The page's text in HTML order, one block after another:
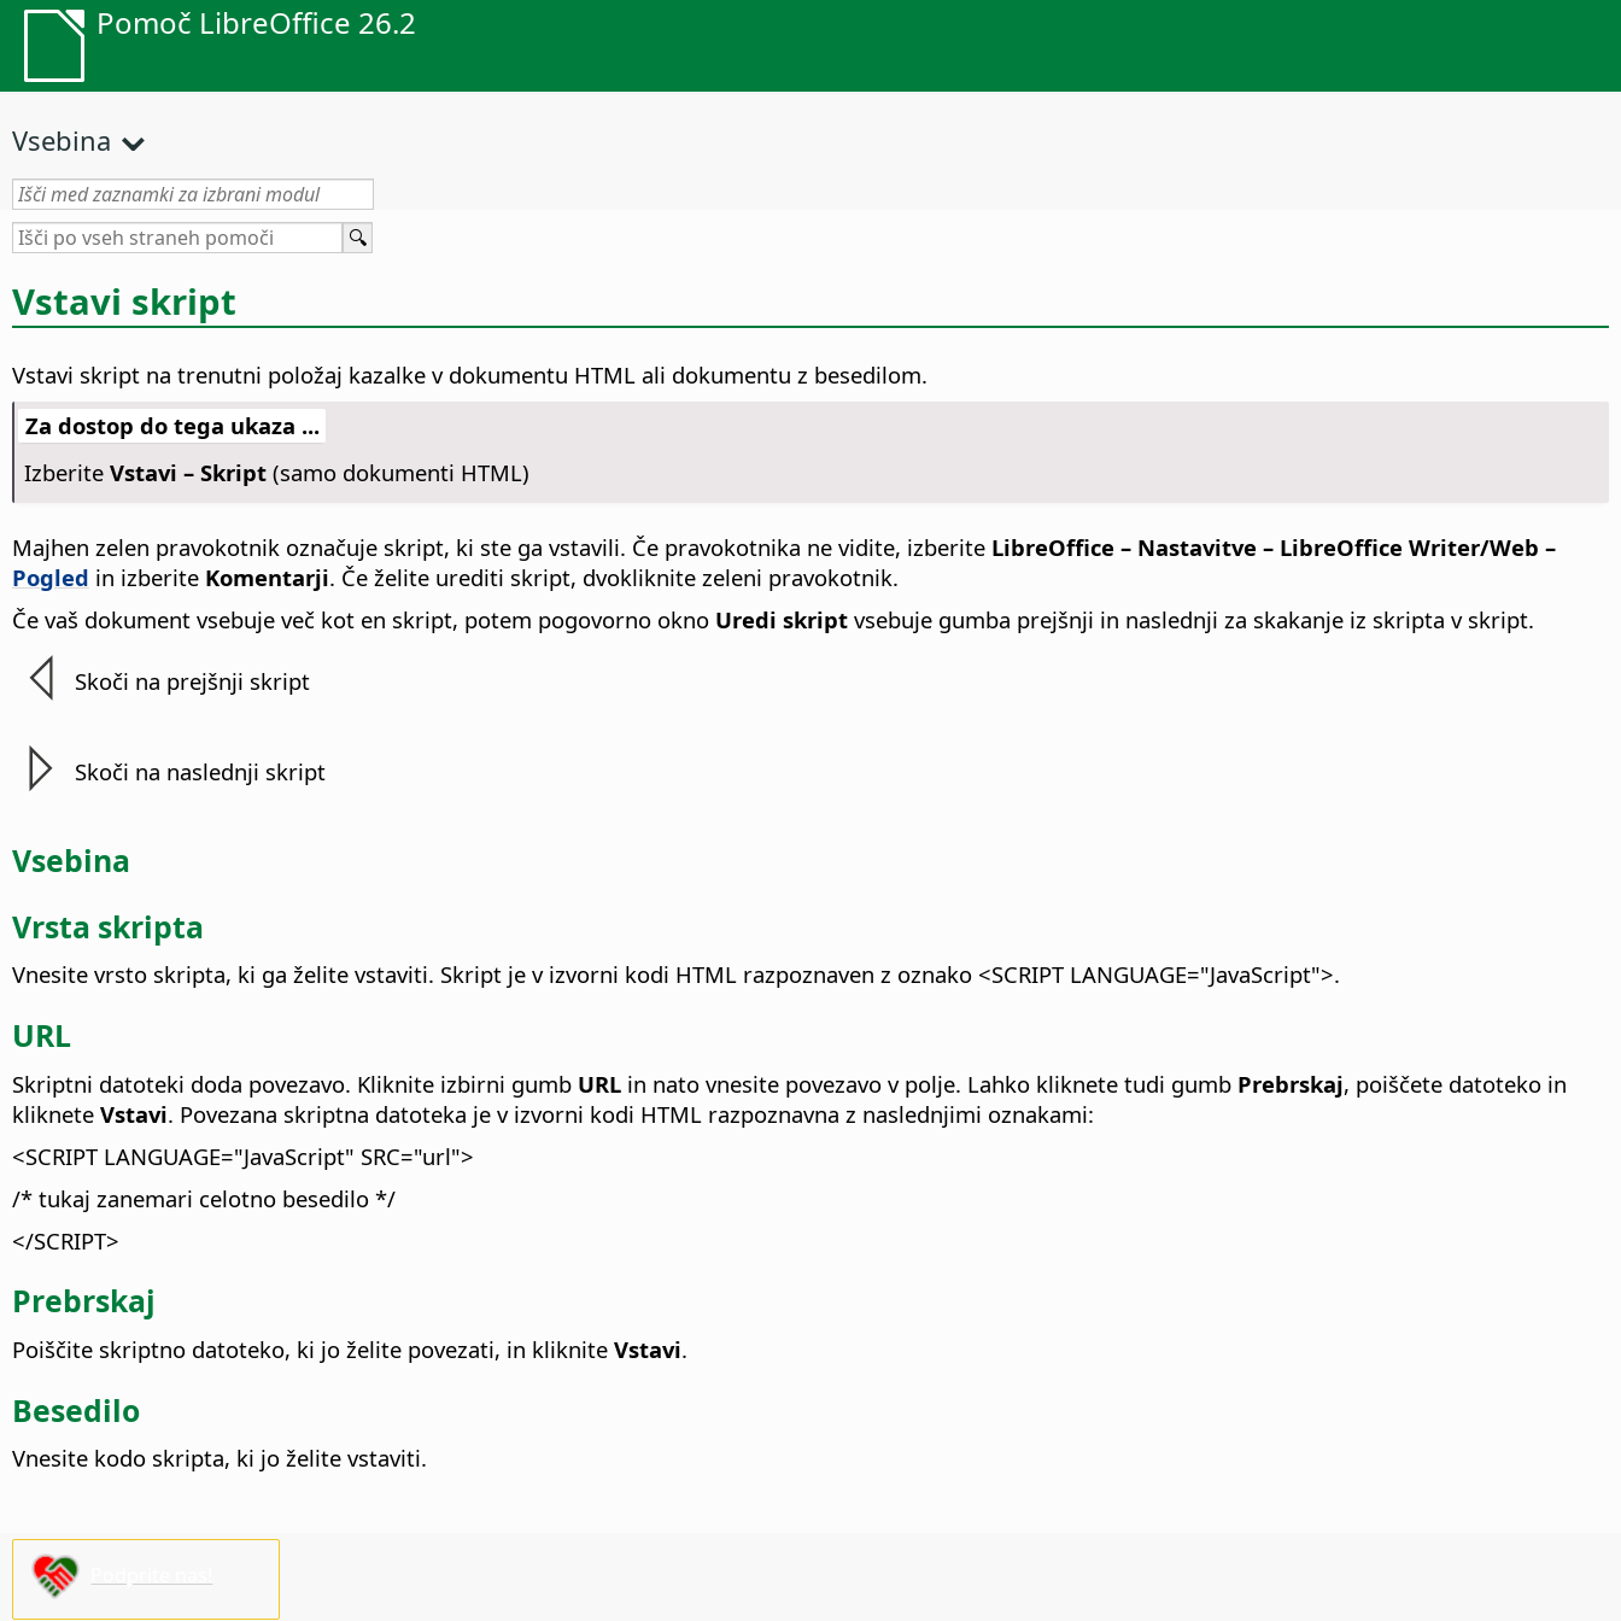
Pomoč LibreOffice 26.2
Vsebina
Vstavi skript
Vstavi skript na trenutni položaj kazalke v dokumentu HTML ali dokumentu z besedilom.
Za dostop do tega ukaza ...
Izberite Vstavi – Skript(samo dokumenti HTML)
Majhen zelen pravokotnik označuje skript, ki ste ga vstavili. Če pravokotnika ne vidite, izberite LibreOffice – Nastavitve – LibreOffice Writer/Web –
Pogled in izberite Komentarji. Če želite urediti skript, dvokliknite zeleni pravokotnik.
Če vaš dokument vsebuje več kot en skript, potem pogovorno okno Uredi skript vsebuje gumba prejšnji in naslednji za skakanje iz skripta v skript.
Skoči na prejšnji skript
Skoči na naslednji skript
Vsebina
Vrsta skripta
Vnesite vrsto skripta, ki ga želite vstaviti. Skript je v izvorni kodi HTML razpoznaven z oznako <SCRIPT LANGUAGE="JavaScript">.
URL
Skriptni datoteki doda povezavo. Kliknite izbirni gumb URL in nato vnesite povezavo v polje. Lahko kliknete tudi gumb Prebrskaj, poiščete datoteko in
kliknete Vstavi. Povezana skriptna datoteka je v izvorni kodi HTML razpoznavna z naslednjimi oznakami:
<SCRIPT LANGUAGE="JavaScript" SRC="url">
/* tukaj zanemari celotno besedilo */
</SCRIPT>
Prebrskaj
Poiščite skriptno datoteko, ki jo želite povezati, in kliknite Vstavi.
Besedilo
Vnesite kodo skripta, ki jo želite vstaviti.